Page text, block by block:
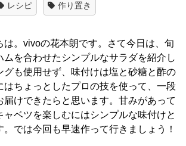
レシピ 作り置き
は。vivoの花本朗です。さて今日は、旬
ムを合わせたシンプルなサラダを紹介し
グも使用せず、味付けは塩と砂糖と酢の
はちょっとしたプロの技を使って、一段
届けできたらと思います。甘みがあって
ャベツを楽しむにはシンプルな味付けと
では今回も早速作って行きましょう！